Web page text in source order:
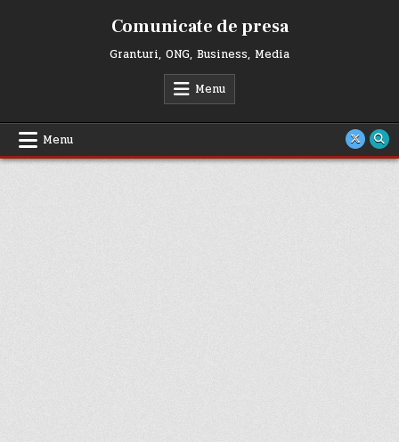
Comunicate de presa
Granturi, ONG, Business, Media
Menu
Menu